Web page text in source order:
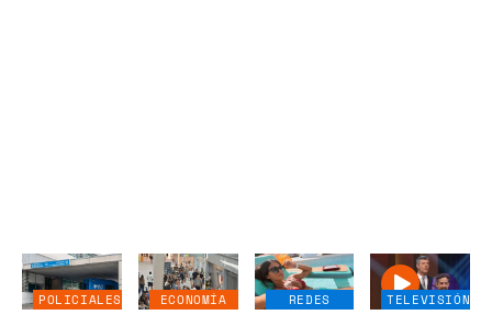
POLICIALES
ECONOMÍA
REDES
TELEVISIÓN